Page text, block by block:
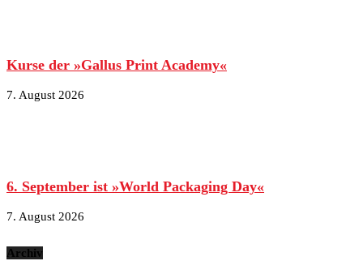
Kurse der »Gallus Print Academy«
7. August 2026
6. September ist »World Packaging Day«
7. August 2026
Archiv